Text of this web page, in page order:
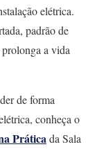
elétrica.
padrão de
a vida
de forma
conheça o
Práticada Sala